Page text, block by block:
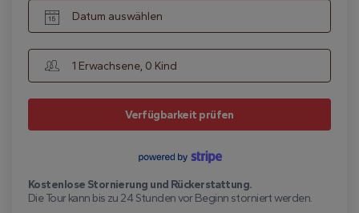
Datum auswählen
1 Erwachsene, 0 Kind
Verfügbarkeit prüfen
Kostenlose Stornierung und Rückerstattung.
Die Tour kann bis zu 24 Stunden vor Beginn storniert werden.